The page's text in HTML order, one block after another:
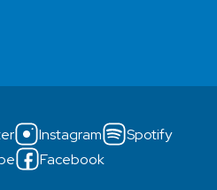
Instagram
Spotify
Facebook